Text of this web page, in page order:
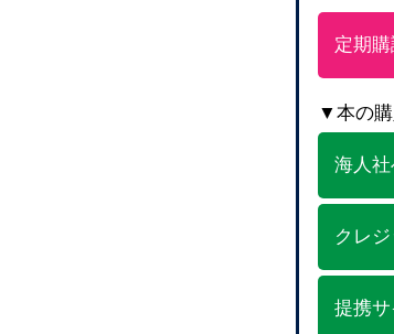
定期
▼本の購
海人
クレ
提携